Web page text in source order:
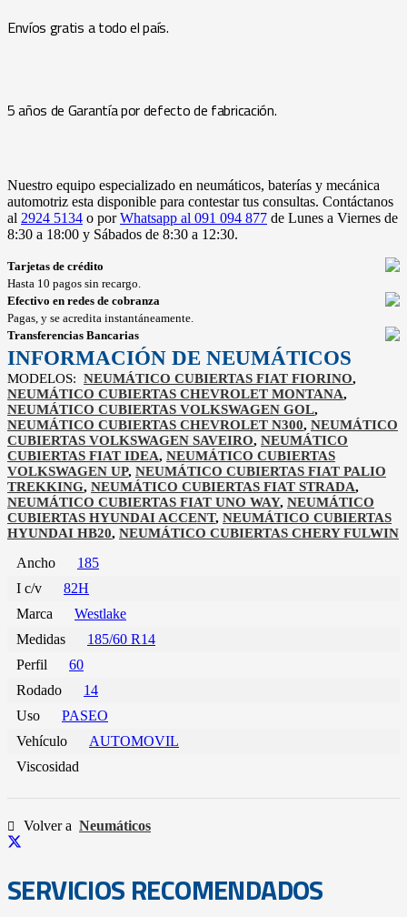
Envíos gratis a todo el país.
5 años de Garantía por defecto de fabricación.
Nuestro equipo especializado en neumáticos, baterías y mecánica
automotriz esta disponible para contestar tus consultas. Contáctanos
al 2924 5134 o porWhatsapp al 091 094 877 de Lunes a Viernes de
8:30 a 18:00 y Sábados de 8:30 a 12:30.
Tarjetas de crédito
Hasta 10 pagos sin recargo.
Efectivo en redes de cobranza
Pagas, y se acredita instantáneamente.
Transferencias Bancarias
INFORMACIÓN DE NEUMÁTICOS
MODELOS: NEUMÁTICO CUBIERTAS FIAT FIORINO,
NEUMÁTICO CUBIERTAS CHEVROLET MONTANA,
NEUMÁTICO CUBIERTAS VOLKSWAGEN GOL,
NEUMÁTICO CUBIERTAS CHEVROLET N300, NEUMÁTICO
CUBIERTAS VOLKSWAGEN SAVEIRO, NEUMÁTICO
CUBIERTAS FIAT IDEA, NEUMÁTICO CUBIERTAS
VOLKSWAGEN UP, NEUMÁTICO CUBIERTAS FIAT PALIO
TREKKING, NEUMÁTICO CUBIERTAS FIAT STRADA,
NEUMÁTICO CUBIERTAS FIAT UNO WAY, NEUMÁTICO
CUBIERTAS HYUNDAI ACCENT, NEUMÁTICO CUBIERTAS
HYUNDAI HB20, NEUMÁTICO CUBIERTAS CHERY FULWIN
Ancho
185
I c/v
82H
Marca
Westlake
Medidas
185/60 R14
Perfil
60
Rodado
14
Uso
PASEO
Vehículo
AUTOMOVIL
Viscosidad
Volver a Neumáticos
SERVICIOS RECOMENDADOS